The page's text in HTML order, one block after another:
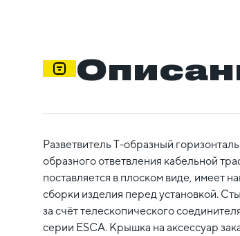
Разветвитель Т-образный
образного ответвления кабельной
поставляется в плоском виде, имеет
сборки изделия перед установкой.
за счёт телескопического
серии ESCA. Крышка на аксессуар